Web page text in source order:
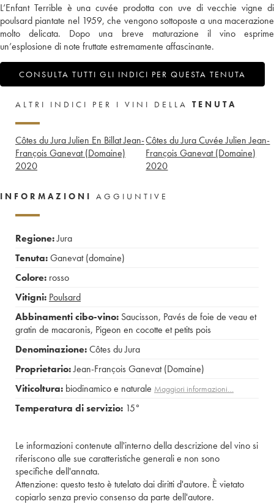
L’Enfant Terrible è una cuvée prodotta con uve di vecchie vigne di
poulsard piantate nel 1959, che vengono sottoposte a una macerazione
molto delicata. Dopo una breve maturazione il vino esprime
un’esplosione di note fruttate estremamente affascinante.
CONSULTA TUTTI GLI INDICI PER QUESTA TENUTA
ALTRI INDICI PER I VINI DELLA TENUTA
Côtes du Jura Julien En Billat Jean-
François Ganevat (Domaine)
2020
Côtes du Jura Cuvée Julien Jean-
François Ganevat (Domaine)
2020
INFORMAZIONI AGGIUNTIVE
Regione:Jura
Tenuta:Ganevat (domaine)
Colore: rosso
Vitigni: Poulsard
Abbinamenti cibo-vino: Saucisson, Pavés de foie de veau et
gratin de macaronis, Pigeon en cocotte et petits pois
Denominazione:Côtes du Jura
Proprietario:Jean-François Ganevat (Domaine)
Viticoltura: biodinamico e naturale Maggiori informazioni…
Temperatura di servizio: 15°
Le informazioni contenute all'interno della descrizione del vino si
riferiscono alle sue caratteristiche generali e non sono
specifiche dell'annata.
Attenzione: questo testo è tutelato dai diritti d'autore. È vietato
copiarlo senza previo consenso da parte dell'autore.